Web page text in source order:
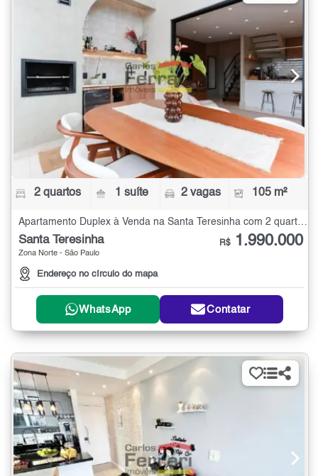
2 quartos 1 suíte 2 vagas 105 m²
Apartamento Duplex à Venda na Santa Teresinha com 2 quartos - 105 m²
Santa Teresinha
Zona Norte - São Paulo
Endereço no círculo do mapa
R$ 1.990.000
WhatsApp Contatar